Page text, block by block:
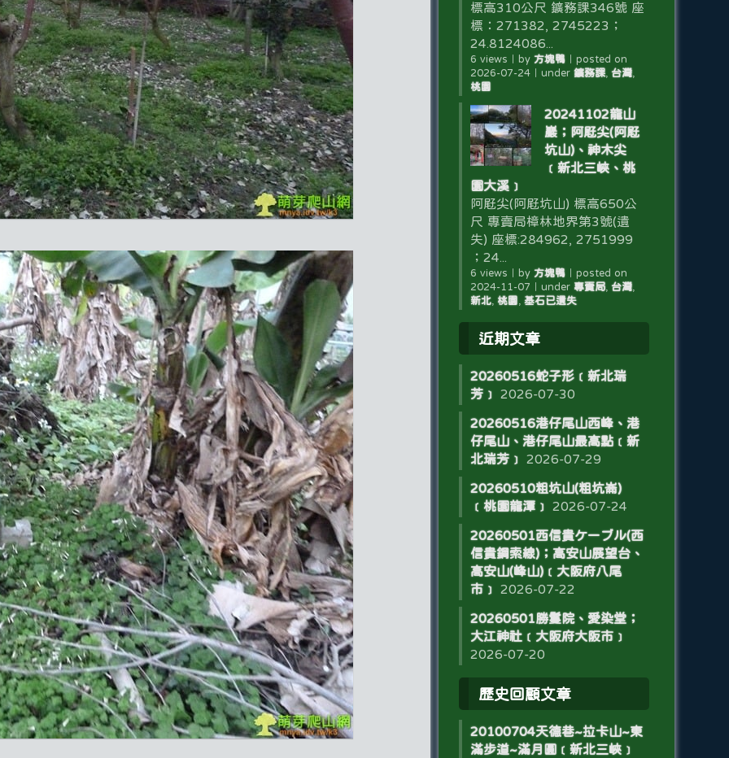
標高310公尺 鑛務課346號 座
標：271382, 2745223；
24.8124086...
6 views by 方塊鴨｜ posted on
2026-07-24｜ under 鑛務課, 台灣,
桃園
20241102龍山
巖；阿屘尖(阿屘
坑山)、神木尖
﹝新北三峽、桃
園大溪﹞
阿屘尖(阿屘坑山) 標高650公
尺 專賣局樟林地界第3號(遺
失) 座標:284962, 2751999
；24...
6 views by 方塊鴨｜ posted on
2024-11-07
under 專賣局, 台灣,
新北, 桃園 基石已遺失
近期文章
20260516蛇子形﹝新北瑞
芳﹞
2026-07-30
20260516港仔尾山西峰、港
仔尾山、港仔尾山最高點﹝新
北瑞芳﹞
2026-07-29
20260510粗坑山(粗坑崙)
﹝桃園龍潭﹞
2026-07-24
20260501西信貴ケーブル(西
信貴鋼索線)；高安山展望台、
高安山(峰山)﹝大阪府八尾
市﹞
2026-07-22
20260501勝鬘院、愛染堂；
大江神社﹝大阪府大阪市﹞
2026-07-20
歷史回顧文章
20100704天德巷~拉卡山~東
滿步道~滿月圓﹝新北三峽﹞